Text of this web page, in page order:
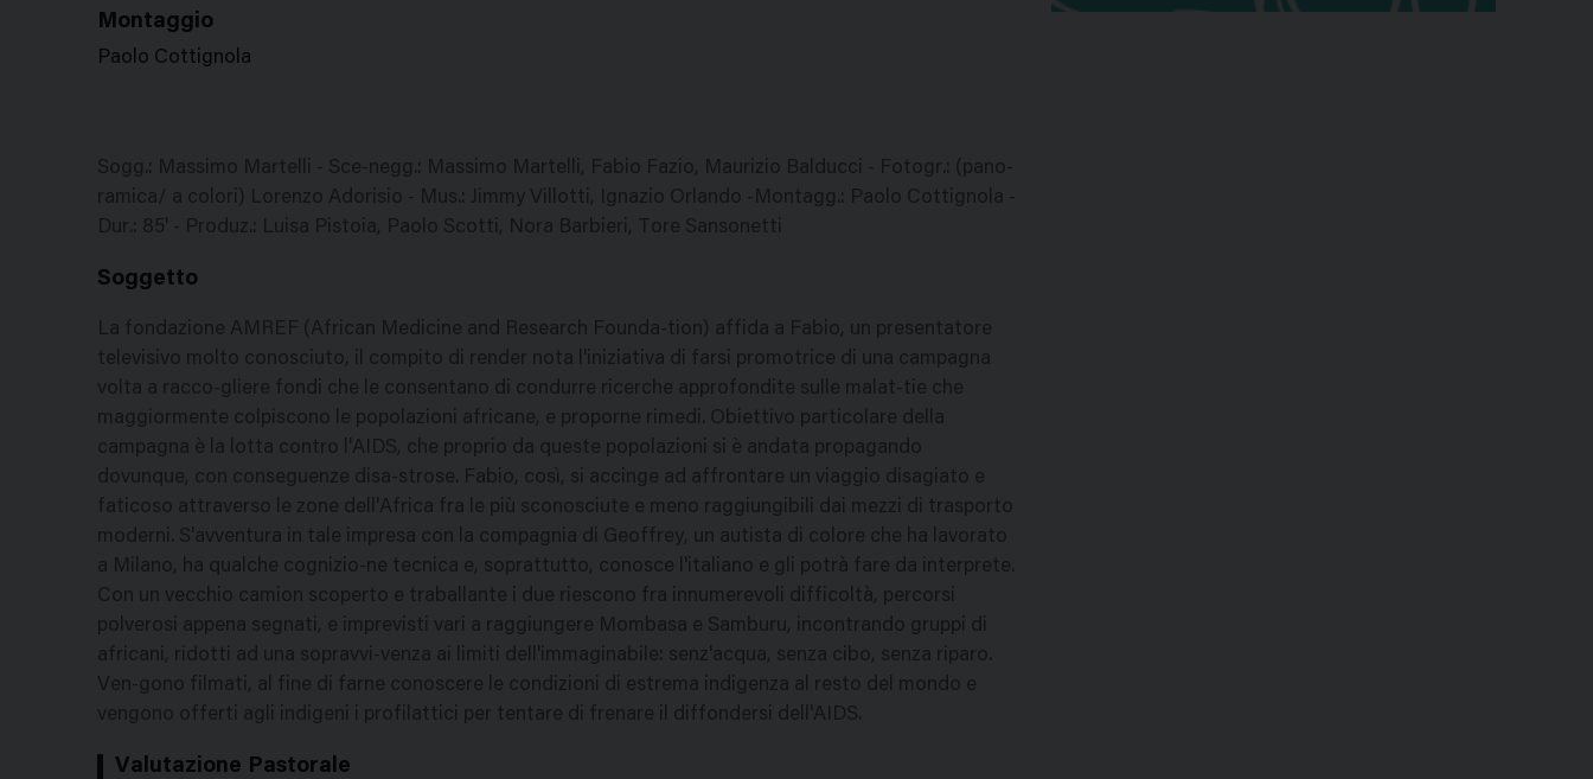
Montaggio
Paolo Cottignola
Sogg.: Massimo Martelli - Sce-negg.: Massimo Martelli, Fabio Fazio, Maurizio Balducci - Fotogr.: (pano-
ramica/ a colori) Lorenzo Adorisio - Mus.: Jimmy Villotti, Ignazio Orlando -Montagg.: Paolo Cottignola -
Dur.: 85' - Produz.: Luisa Pistoia, Paolo Scotti, Nora Barbieri, Tore Sansonetti
Soggetto
La fondazione AMREF (African Medicine and Research Founda-tion) affida a Fabio, un presentatore
televisivo molto conosciuto, il compito di render nota l'iniziativa di farsi promotrice di una campagna
volta a racco-gliere fondi che le consentano di condurre ricerche approfondite sulle malat-tie che
maggiormente colpiscono le popolazioni africane, e proporne rimedi. Obiettivo particolare della
campagna è la lotta contro l'AIDS, che proprio da queste popolazioni si è andata propagando
dovunque, con conseguenze disa-strose. Fabio, così, si accinge ad affrontare un viaggio disagiato e
faticoso attraverso le zone dell'Africa fra le più sconosciute e meno raggiungibili dai mezzi di trasporto
moderni. S'avventura in tale impresa con la compagnia di Geoffrey, un autista di colore che ha lavorato
a Milano, ha qualche cognizio-ne tecnica e, soprattutto, conosce l'italiano e gli potrà fare da interprete.
Con un vecchio camion scoperto e traballante i due riescono fra innumerevoli difficoltà, percorsi
polverosi appena segnati, e imprevisti vari a raggiungere Mombasa e Samburu, incontrando gruppi di
africani, ridotti ad una sopravvi-venza ai limiti dell'immaginabile: senz'acqua, senza cibo, senza riparo.
Ven-gono filmati, al fine di farne conoscere le condizioni di estrema indigenza al resto del mondo e
vengono offerti agli indigeni i profilattici per tentare di frenare il diffondersi dell'AIDS.
Valutazione Pastorale